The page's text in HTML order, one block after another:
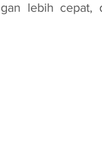
lebih cepat,